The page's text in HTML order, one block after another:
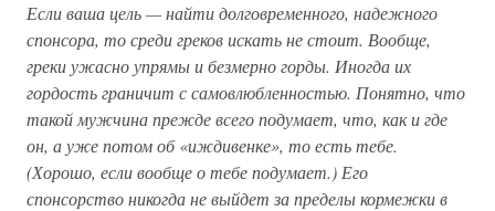
Если ваша цель — найти долговременного, надежного
спонсора, то среди греков искать не стоит. Вообще,
греки ужасно упрямы и безмерно горды. Иногда их
гордость граничит с самовлюбленностью. Понятно, что
такой мужчина прежде всего подумает, что, как и где
он, а уже потом об «иждивенке», то есть тебе.
(Хорошо, если вообще о тебе подумает.) Его
спонсорство никогда не выйдет за пределы кормежки в